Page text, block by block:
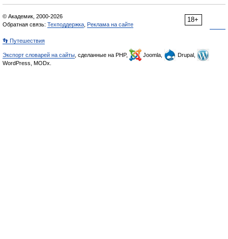
18+
© Академик, 2000-2026
Обратная связь: Техподдержка Реклама на сайте
👣 Путешествия
Экспорт словарей на сайты , сделанные на PHP, Joomla,
Drupal,
WordPress, MODx.